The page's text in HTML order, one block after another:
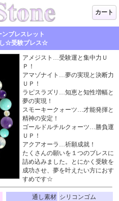
カート
ブレスレット
☆受験ブレス☆
アメジスト…受験運と集中力Ｕ
Ｐ！
アマゾナイト…夢の実現と決断力
ＵＰ！
ラピスラズリ…知恵と知性増幅と
夢の実現！
スモーキークォーツ…才能発揮と
精神の安定！
ゴールドルチルクォーツ…勝負運
ＵＰ！
アクアオーラ…祈願成就！
たくさんの願いを１つのブレスに
詰め込みました。とにかく受験を
成功させ、夢を叶えたい方におす
すめです☆
通し素材 シリコンゴム